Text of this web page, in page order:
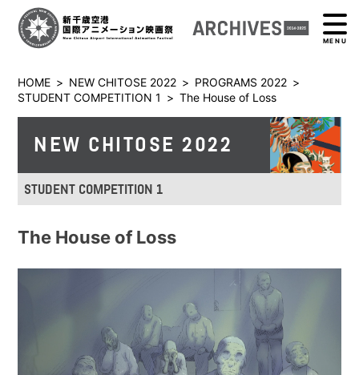
MENU
HOME > NEW CHITOSE 2022 > PROGRAMS 2022 >
STUDENT COMPETITION 1 > The House of Loss
NEW CHITOSE 2022
STUDENT COMPETITION 1
The House of Loss